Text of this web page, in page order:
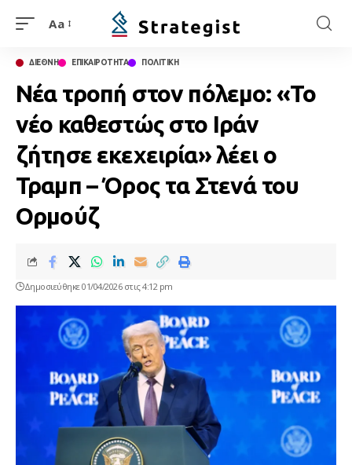
Aa
ΔΙΕΘΝΗ ΕΠΙΚΑΙΡΟΤΗΤΑ ΠΟΛΙΤΙΚΗ
Νέα τροπή στον πόλεμο: «Το
νέο καθεστώς στο Ιράν
ζήτησε εκεχειρία» λέει ο
Τραμπ – Όρος τα Στενά του
Ορμούζ
Δημοσιεύθηκε 01/04/2026 στις 4:12 pm